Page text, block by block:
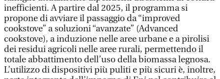
inefficienti. A partire dal 2025, il programma si
propone di avviare il passaggio da “improved
cookstove” a soluzioni “avanzate” (Advanced
cookstove), a induzione nelle aree urbane e a pirolisi
dei residui agricoli nelle aree rurali, permettendo il
totale abbattimento dell’uso della biomassa legnosa.
L’utilizzo di dispositivi più puliti e più sicuri è, inoltre,